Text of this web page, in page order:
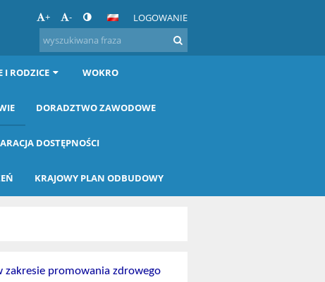
+ - LOGOWANIE
I RODZICE WOKRO
DORADZTWO ZAWODOWE
DOSTĘPNOŚCI
KRAJOWY PLAN ODBUDOWY
zakresie promowania zdrowego